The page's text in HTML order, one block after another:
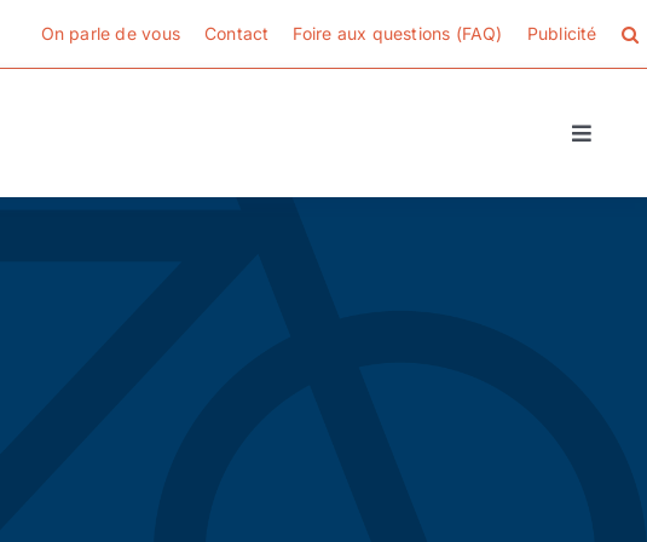
On parle de vous Contact Foire aux questions (FAQ) Publicité
Toggle